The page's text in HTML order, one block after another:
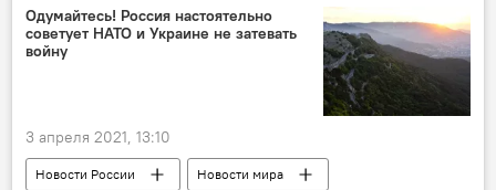
Великая Отечественная война
Одумайтесь! Россия настоятельно
советует НАТО и Украине не затевать
войну
3 апреля 2021, 13:10
Новости России
Новости мира